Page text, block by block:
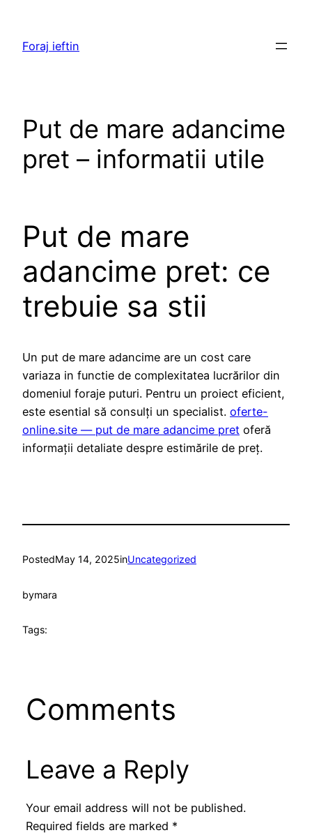
content
Foraj ieftin
Put de mare adancime
pret – informatii utile
Put de mare
adancime pret: ce
trebuie sa stii
Un put de mare adancime are un cost care
variaza in functie de complexitatea lucrărilor din
domeniul foraje puturi. Pentru un proiect eficient,
este esential să consulți un specialist. oferte-
online.site — put de mare adancime pret oferă
informații detaliate despre estimările de preț.
PostedMay 14, 2025inUncategorized
bymara
Tags:
Comments
Leave a Reply
Your email address will not be published.
Required fields are marked *